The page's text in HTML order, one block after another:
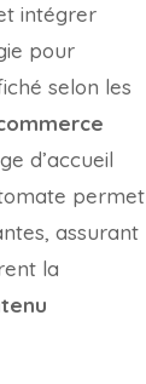
intégrer
pour
selon les
d’accueil
permet
assurant
la